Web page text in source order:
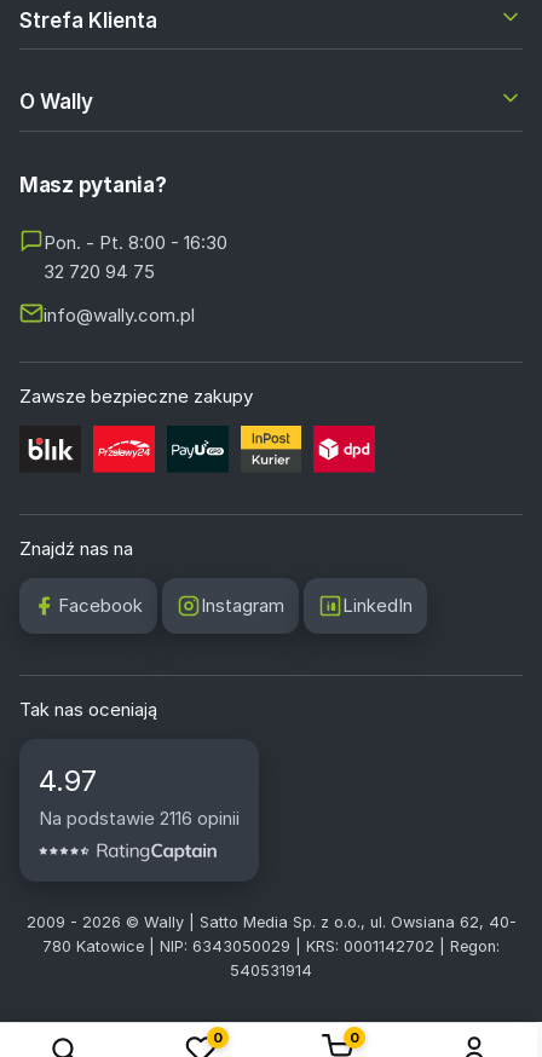
Strefa Klienta
O Wally
Masz pytania?
Pon. - Pt. 8:00 - 16:30
32 720 94 75
info@wally.com.pl
Zawsze bezpieczne zakupy
Znajdź nas na
Facebook Instagram LinkedIn
Tak nas oceniają
4.97
Na podstawie 2116 opinii
2009 - 2026 © Wally | Satto Media Sp. z o.o., ul. Owsiana 62, 40-
780 Katowice | NIP: 6343050029 | KRS: 0001142702 | Regon:
540531914
0 0